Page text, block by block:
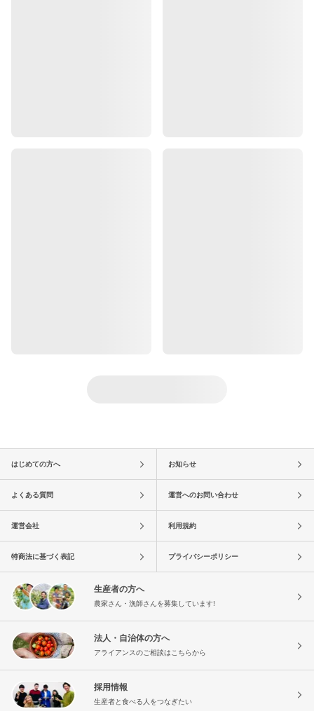
はじめての方へ お知らせ
よくある質問 運営へのお問い合わせ
運営会社 利用規約
特商法に基づく表記 プライバシーポリシー
生産者の方へ
農家さん・漁師さんを募集しています!
法人・自治体の方へ
アライアンスのご相談はこちらから
採用情報
生産者と食べる人をつなぎたい